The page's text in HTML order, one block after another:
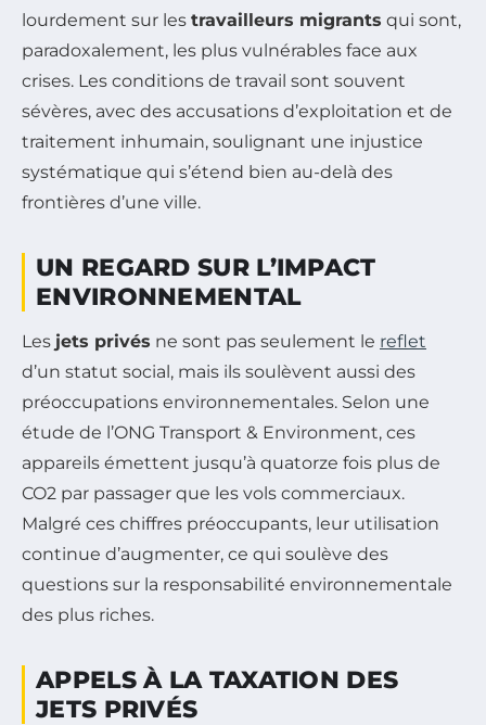
lourdement sur les travailleurs migrants qui sont,
paradoxalement, les plus vulnérables face aux
crises. Les conditions de travail sont souvent
sévères, avec des accusations d’exploitation et de
traitement inhumain, soulignant une injustice
systématique qui s’étend bien au-delà des
frontières d’une ville.
UN REGARD SUR L’IMPACT
ENVIRONNEMENTAL
Les jets privés ne sont pas seulement le reflet
d’un statut social, mais ils soulèvent aussi des
préoccupations environnementales. Selon une
étude de l’ONG Transport & Environment, ces
appareils émettent jusqu’à quatorze fois plus de
CO2 par passager que les vols commerciaux.
Malgré ces chiffres préoccupants, leur utilisation
continue d’augmenter, ce qui soulève des
questions sur la responsabilité environnementale
des plus riches.
APPELS À LA TAXATION DES
JETS PRIVÉS